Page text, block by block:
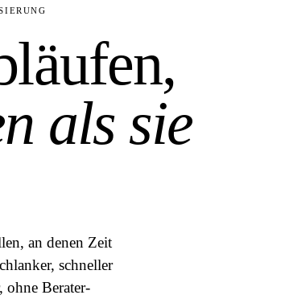
als sie
an denen Zeit
schneller
ohne Berater-